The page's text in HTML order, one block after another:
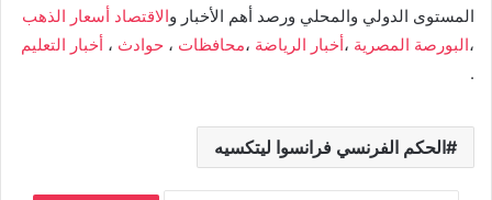
المستوى الدولي والمحلي ورصد أهم الأخبار والاقتصاد أسعار الذهب
،البورصة المصرية ،أخبار الرياضة ،محافظات ، حوادث ، أخبار التعليم
.
الحكم الفرنسي فرانسوا ليتكسيه